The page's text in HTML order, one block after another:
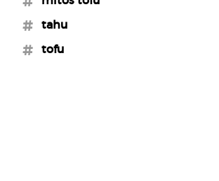
#tahu
#tofu